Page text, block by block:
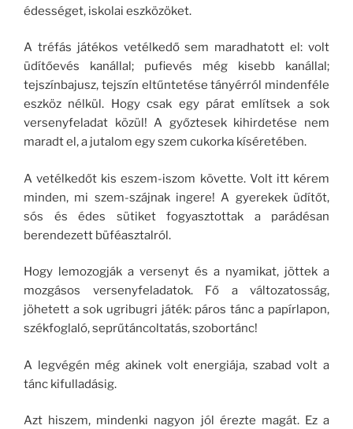
édességet, iskolai eszközöket.
A tréfás játékos vetélkedő sem maradhatott el: volt
üdítőevés kanállal; pufievés még kisebb kanállal;
tejszínbajusz, tejszín eltűntetése tányérról mindenféle
eszköz nélkül. Hogy csak egy párat említsek a sok
versenyfeladat közül! A győztesek kihirdetése nem
maradt el, a jutalom egy szem cukorka kíséretében.
A vetélkedőt kis eszem-iszom követte. Volt itt kérem
minden, mi szem-szájnak ingere! A gyerekek üdítőt,
sós és édes sütiket fogyasztottak a parádésan
berendezett büféasztalról.
Hogy lemozogják a versenyt és a nyamikat, jöttek a
mozgásos versenyfeladatok. Fő a változatosság,
jöhetett a sok ugribugri játék: páros tánc a papírlapon,
székfoglaló, seprűtáncoltatás, szobortánc!
A legvégén még akinek volt energiája, szabad volt a
tánc kifulladásig.
Azt hiszem, mindenki nagyon jól érezte magát. Ez a